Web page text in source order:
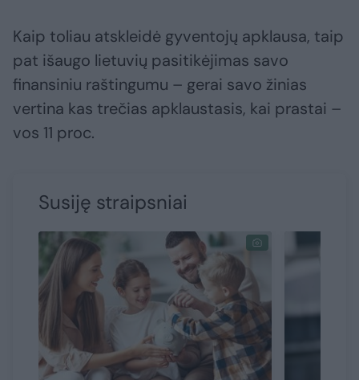
Kaip toliau atskleidė gyventojų apklausa, taip
pat išaugo lietuvių pasitikėjimas savo
finansiniu raštingumu – gerai savo žinias
vertina kas trečias apklaustasis, kai prastai –
vos 11 proc.
Susiję straipsniai